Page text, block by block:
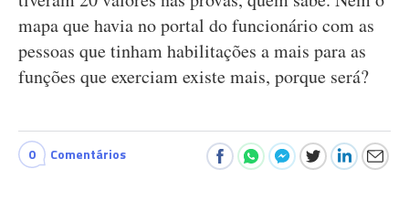
mapa que havia no portal do funcionário com as
pessoas que tinham habilitações a mais para as
funções que exerciam existe mais, porque será?
0 Comentários